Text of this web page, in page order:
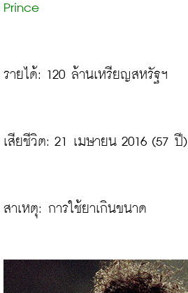
Prince
รายได้: 120 ล้านเหรียญสหรัฐฯ
เสียชีวิต: 21 เมษายน 2016 (57 ปี)
สาเหตุ: การใช้ยาเกินขนาด